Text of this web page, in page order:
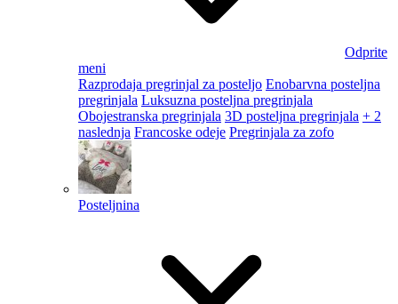
Odprite
meni
Razprodaja pregrinjal za posteljo Enobarvna posteljna
pregrinjala Luksuzna posteljna pregrinjala
Obojestranska pregrinjala 3D posteljna pregrinjala + 2
naslednja Francoske odeje Pregrinjala za zofo
Posteljnina